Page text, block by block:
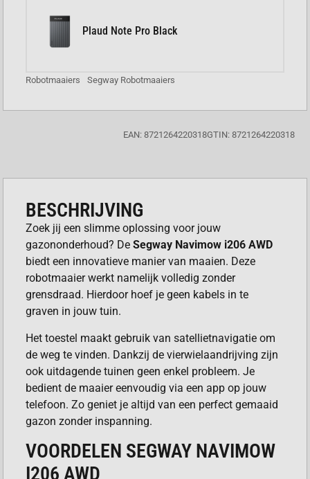
Plaud Note Pro Black
Robotmaaiers Segway Robotmaaiers
EAN: 8721264220318GTIN: 8721264220318
BESCHRIJVING
Zoek jij een slimme oplossing voor jouw
gazononderhoud? DeSegway Navimow i206 AWD
biedt een innovatieve manier van maaien. Deze
robotmaaier werkt namelijk volledig zonder
grensdraad. Hierdoor hoef je geen kabels in te
graven in jouw tuin.
Het toestel maakt gebruik van satellietnavigatie om
de weg te vinden. Dankzij de vierwielaandrijving zijn
ook uitdagende tuinen geen enkel probleem. Je
bedient de maaier eenvoudig via een app op jouw
telefoon. Zo geniet je altijd van een perfect gemaaid
gazon zonder inspanning.
VOORDELEN SEGWAY NAVIMOW
I206 AWD